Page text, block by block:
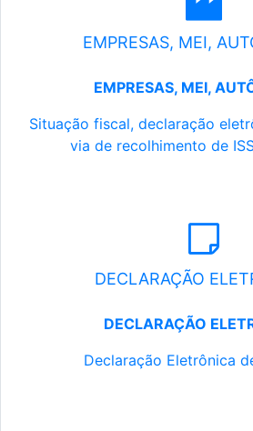
EMPRESAS, MEI,
EMPRESAS, MEI,
Situação fiscal, declaração
via de recolhimento de
DECLARAÇÃO
DECLARAÇÃO
Declaração Eletrônica